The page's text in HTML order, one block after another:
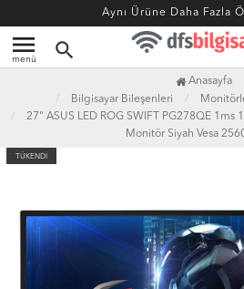
Aynı Ürüne Daha Fazla
menu
menü search
Anasayfa
Bilgisayar Bileşenleri
27" ASUS LED ROG SWIFT PG278QE 1ms
Monitör Siyah Vesa
TÜKENDİ